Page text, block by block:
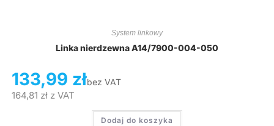
System linkowy
Linka nierdzewna A14/7900-004-050
133,99 złbez VAT
164,81 złz VAT
Dodaj do koszyka